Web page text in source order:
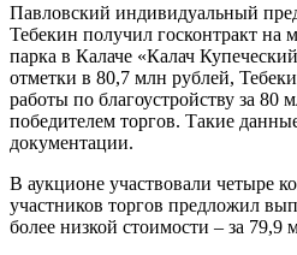
Павловский индивидуальный
Тебекин получил госконтракт на
парка в Калаче «Калач
отметки в 80,7 млн рублей,
работы по благоустройству за 80
победителем торгов. Такие
документации.
В аукционе участвовали четыре
участников торгов предложил
более низкой стоимости – за 79,9